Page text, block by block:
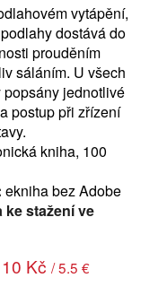
vytápění,
dostává do
prouděním
sáláním. U všech
jednotlivé
postup při zřízení
kniha, 100
ekniha bez Adobe
ke stažení ve
Kč / 5.5 €